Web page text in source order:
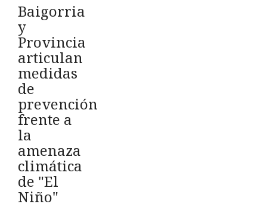
Baigorria
y
Provincia
articulan
medidas
de
prevención
frente a
la
amenaza
climática
de "El
Niño"